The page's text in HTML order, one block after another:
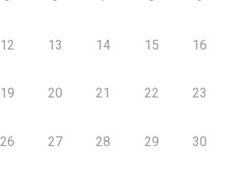
12 13 14 15 16
19 20 21 22 23
26 27 28 29 30